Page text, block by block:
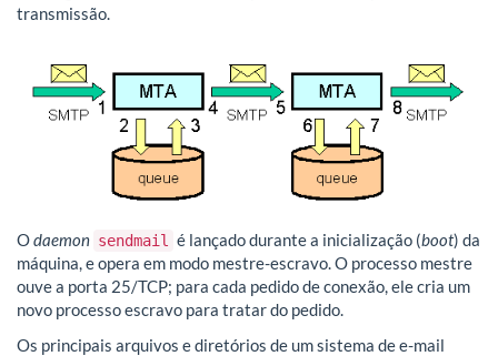
transmissão.
Odaemon sendmail é lançado durante a inicialização (boot) da
máquina, e opera em modo mestre-escravo. O processo mestre
ouve a porta 25/TCP; para cada pedido de conexão, ele cria um
novo processo escravo para tratar do pedido.
Os principais arquivos e diretórios de um sistema de e-mail